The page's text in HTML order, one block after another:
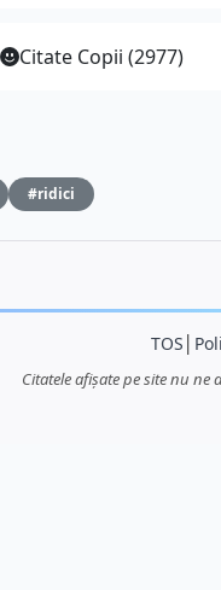
Citate Copii (2977)
#ridici
TOS
Citatele afișate pe site nu